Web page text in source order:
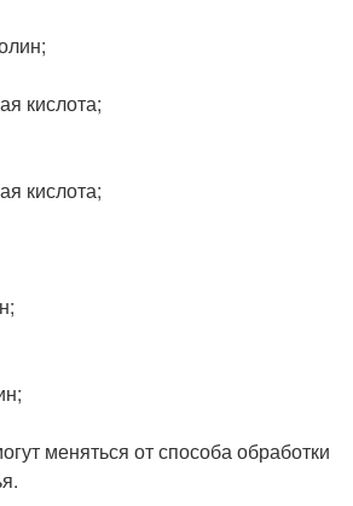
кислота;
кислота;
меняться от способа обработки